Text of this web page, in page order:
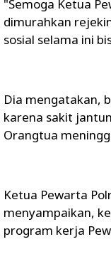
"Semoga Ketua
dimurahkan
sosial selama ini
Dia mengatakan,
karena sakit
Orangtua
Ketua Pewarta
menyampaikan,
program kerja